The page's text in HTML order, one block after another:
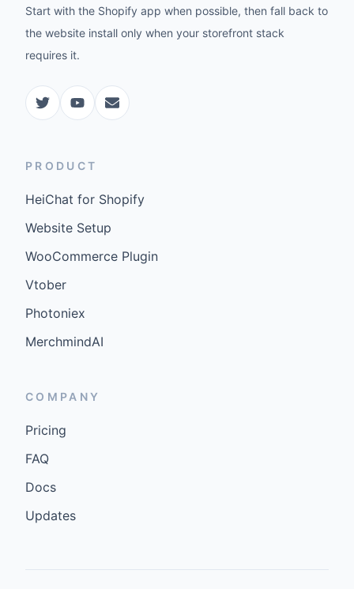
Start with the Shopify app when possible, then fall back to
the website install only when your storefront stack
requires it.
PRODUCT
HeiChat for Shopify
Website Setup
WooCommerce Plugin
Vtober
Photoniex
MerchmindAI
COMPANY
Pricing
FAQ
Docs
Updates